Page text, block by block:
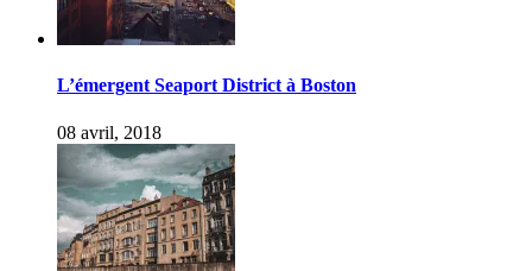
L’émergent Seaport District à Boston
08 avril, 2018